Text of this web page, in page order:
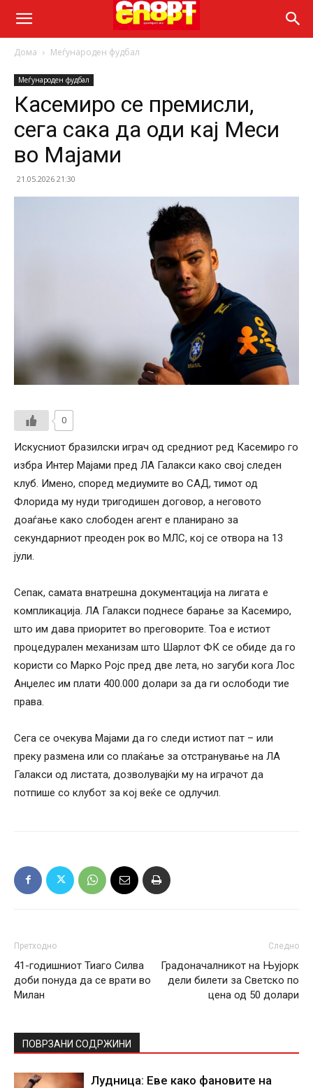
Дома Меѓународен фудбал
Меѓународен фудбал
Касемиро се премисли,
сега сака да оди кај Меси
во Мајами
21.05.2026 21:30
0
Искусниот бразилски играч од средниот ред Касемиро го
избра Интер Мајами пред ЛА Галакси како свој следен
клуб. Имено, според медиумите во САД, тимот од
Флорида му нуди тригодишен договор, а неговото
доаѓање како слободен агент е планирано за
секундарниот преоден рок во МЛС, кој се отвора на 13
јули.
Сепак, самата внатрешна документација на лигата е
компликација. ЛА Галакси поднесе барање за Касемиро,
што им дава приоритет во преговорите. Тоа е истиот
процедурален механизам што Шарлот ФК се обиде да го
користи со Марко Ројс пред две лета, но загуби кога Лос
Анџелес им плати 400.000 долари за да ги ослободи тие
права.
Сега се очекува Мајами да го следи истиот пат – или
преку размена или со плаќање за отстранување на ЛА
Галакси од листата, дозволувајќи му на играчот да
потпише со клубот за кој веќе се одлучил.
Претходно
41-годишниот Тиаго Силва
доби понуда да се врати во
Милан
Следно
Градоначалникот на Њујорк
дели билети за Светско по
цена од 50 долари
ПОВРЗАНИ СОДРЖИНИ
Лудница: Еве како фановите на